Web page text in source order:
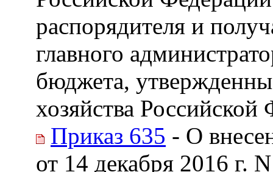
распорядителя и
главного
бюджета,
хозяйства
Приказ 635 - О
от 14 декабря 2016 г.